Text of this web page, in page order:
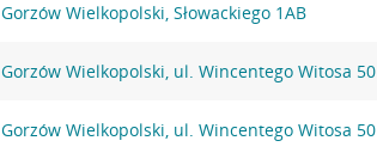
Gorzów Wielkopolski, Słowackiego 1AB
Gorzów Wielkopolski, ul. Wincentego Witosa 50
Gorzów Wielkopolski, ul. Wincentego Witosa 50